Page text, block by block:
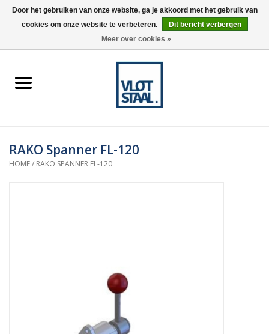
0 Artikelen - €0,00
spanners
RAKO Spanner FL-120
HOME/ RAKO SPANNER FL-120
Door het gebruiken van onze website, ga je akkoord met het gebruik van
cookies om onze website te verbeteren.
Dit bericht verbergen
Meer over cookies »